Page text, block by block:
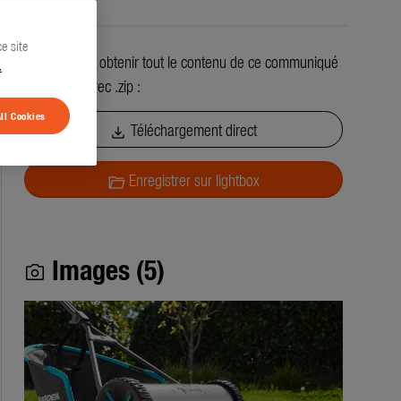
Vous pouvez obtenir tout le contenu de ce communiqué
de presse avec .zip :
download Téléchargement direct
folder_openEnregistrer sur lightbox
photo_camera Images (5)
site
Cookies